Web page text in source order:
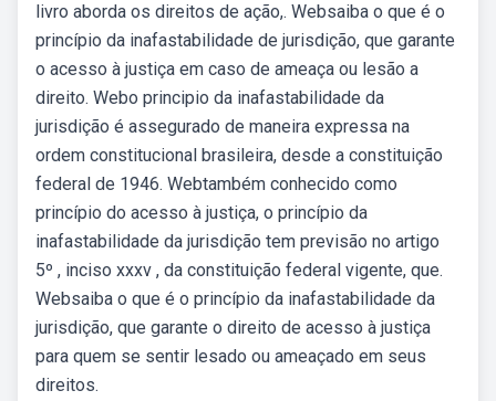
livro aborda os direitos de ação,. Websaiba o que é o
princípio da inafastabilidade de jurisdição, que garante
o acesso à justiça em caso de ameaça ou lesão a
direito. Webo principio da inafastabilidade da
jurisdição é assegurado de maneira expressa na
ordem constitucional brasileira, desde a constituição
federal de 1946. Webtambém conhecido como
princípio do acesso à justiça, o princípio da
inafastabilidade da jurisdição tem previsão no artigo
5º , inciso xxxv , da constituição federal vigente, que.
Websaiba o que é o princípio da inafastabilidade da
jurisdição, que garante o direito de acesso à justiça
para quem se sentir lesado ou ameaçado em seus
direitos.